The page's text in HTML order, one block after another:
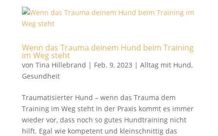
Wenn das Trauma deinem Hund beim Training
im Weg steht
von Tina Hillebrand | Feb. 9, 2023 | Alltag mit Hund,
Gesundheit
Traumatisierter Hund – wenn das Trauma dem
Training im Weg steht In der Praxis kommt es immer
wieder vor, dass noch so gutes Hundtraining nicht
hilft. Egal wie kompetent und kleinschnittig das